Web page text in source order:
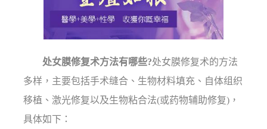
处女膜修复术方法有哪些?处女膜修复术的方法
多样，主要包括手术缝合、生物材料填充、自体组织
移植、激光修复以及生物粘合法(或药物辅助修复)，
具体如下：